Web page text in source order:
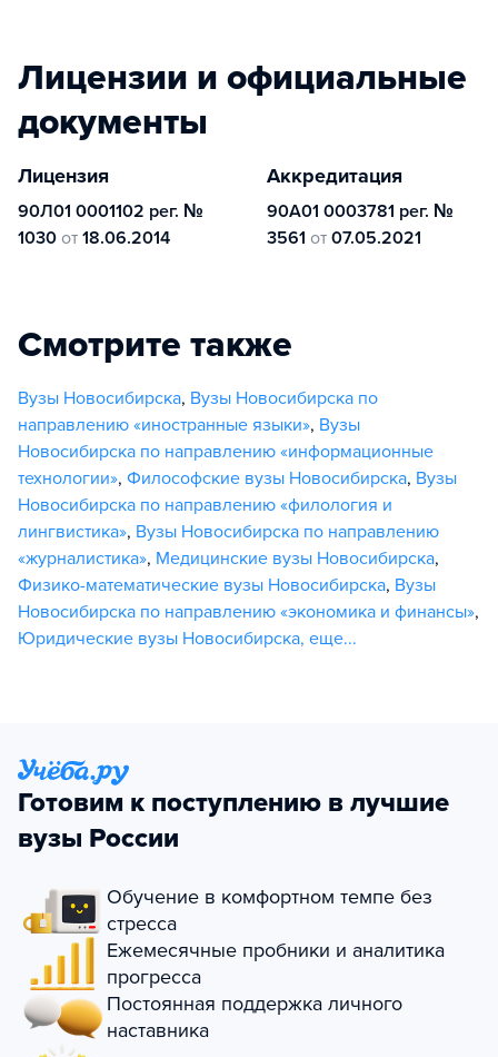
Лицензии и официальные
документы
Лицензия
90Л01 0001102 рег. №
1030 от 18.06.2014
Аккредитация
90А01 0003781 рег. №
3561 от 07.05.2021
Смотрите также
Вузы Новосибирска, Вузы Новосибирска по
направлению «иностранные языки», Вузы
Новосибирска по направлению «информационные
технологии», Философские вузы Новосибирска, Вузы
Новосибирска по направлению «филология и
лингвистика», Вузы Новосибирска по направлению
«журналистика», Медицинские вузы Новосибирска,
Физико-математические вузы Новосибирска, Вузы
Новосибирска по направлению «экономика и финансы»,
Юридические вузы Новосибирска, еще...
Готовим к поступлению в лучшие
вузы России
Обучение в комфортном темпе без
стресса
Ежемесячные пробники и аналитика
прогресса
Постоянная поддержка личного
наставника